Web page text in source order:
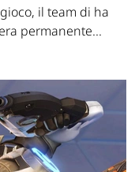
il team di ha
permanente...